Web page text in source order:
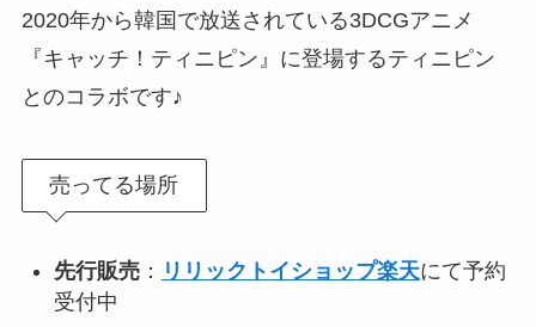
2020年から韓国で放送されている3DCGアニメ
『キャッチ！ティニピン』に登場するティニピン
とのコラボです♪
売ってる場所
先行販売： リリックトイショップ楽天にて予約
受付中